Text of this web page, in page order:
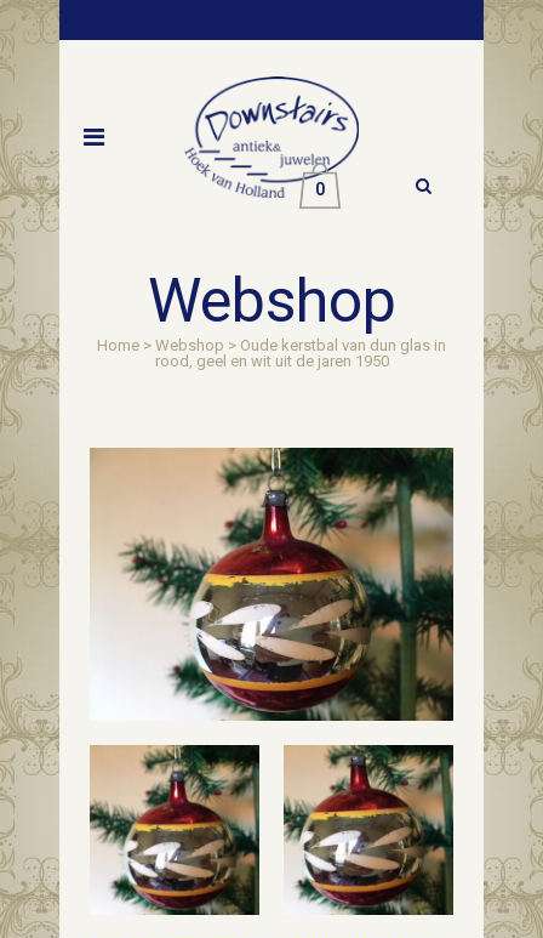
0
Webshop
Home > Webshop > Oude kerstbal van dun glas in
rood, geel en wit uit de jaren 1950